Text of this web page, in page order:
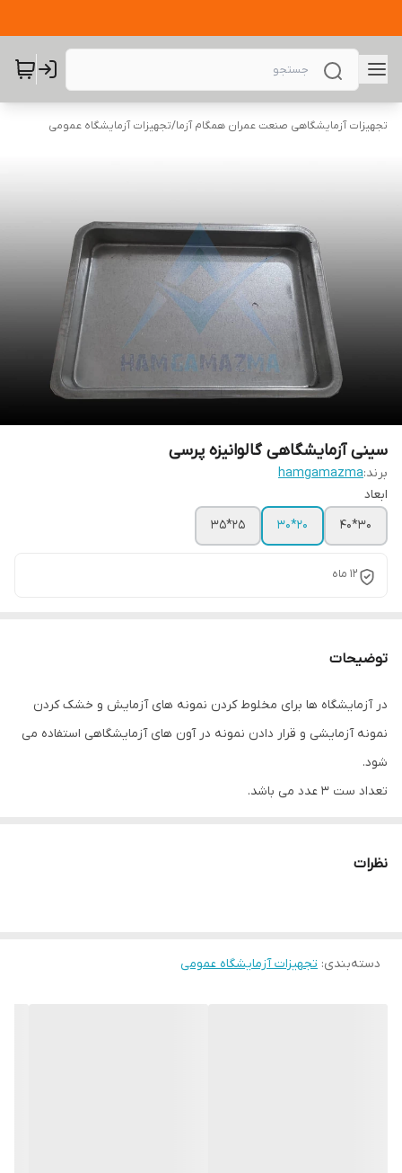
تجهیزات آزمایشگاهی صنعت عمران همگام آزما/تجهیزات آزمایشگاه عمومی
سینی آزمایشگاهی گالوانیزه پرسی
برند:hamgamazma
ابعاد
30*40
20*30
25*35
12 ماه
توضیحات
در آزمایشگاه ها برای مخلوط کردن نمونه های آزمایش و خشک کردن
نمونه آزمایشی و قرار دادن نمونه در آون های آزمایشگاهی استفاده می
شود.
تعداد ست 3 عدد می باشد.
در ابعاد مختلف :
45*35
نظرات
دسته‌بندی: تجهیزات آزمایشگاه عمومی